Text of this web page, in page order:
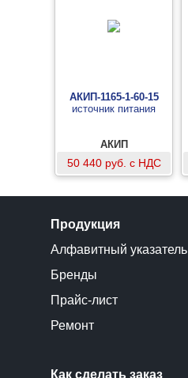
АКИП-1165-1-60-15
источник питания
АКИП
50 440 руб. с НДС
Продукция
Алфавитный указатель
Бренды
Прайс-лист
Ремонт
Как сделать заказ